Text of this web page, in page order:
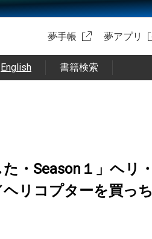
夢手帳 夢アプリ
English 書籍検索
・Season１」ヘリ・
リコプターを買っち